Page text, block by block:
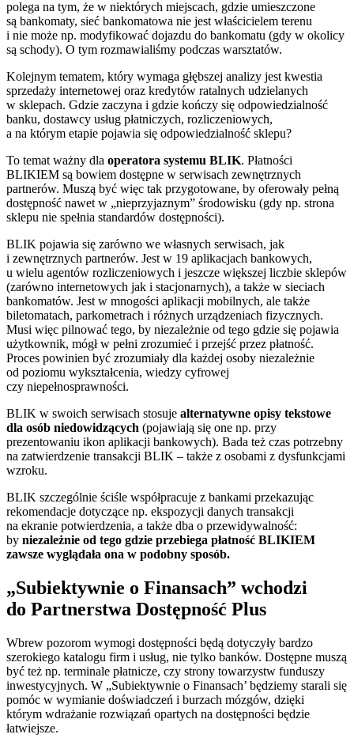
polega na tym, że w niektórych miejscach, gdzie umieszczone
są bankomaty, sieć bankomatowa nie jest właścicielem terenu
i nie może np. modyfikować dojazdu do bankomatu (gdy w okolicy
są schody). O tym rozmawialiśmy podczas warsztatów.
Kolejnym tematem, który wymaga głębszej analizy jest kwestia
sprzedaży internetowej oraz kredytów ratalnych udzielanych
w sklepach. Gdzie zaczyna i gdzie kończy się odpowiedzialność
banku, dostawcy usług płatniczych, rozliczeniowych,
a na którym etapie pojawia się odpowiedzialność sklepu?
To temat ważny dla operatora systemu BLIK. Płatności
BLIKIEM są bowiem dostępne w serwisach zewnętrznych
partnerów. Muszą być więc tak przygotowane, by oferowały pełną
dostępność nawet w „nieprzyjaznym” środowisku (gdy np. strona
sklepu nie spełnia standardów dostępności).
BLIK pojawia się zarówno we własnych serwisach, jak
i zewnętrznych partnerów. Jest w 19 aplikacjach bankowych,
u wielu agentów rozliczeniowych i jeszcze większej liczbie sklepów
(zarówno internetowych jak i stacjonarnych), a także w sieciach
bankomatów. Jest w mnogości aplikacji mobilnych, ale także
biletomatach, parkometrach i różnych urządzeniach fizycznych.
Musi więc pilnować tego, by niezależnie od tego gdzie się pojawia
użytkownik, mógł w pełni zrozumieć i przejść przez płatność.
Proces powinien być zrozumiały dla każdej osoby niezależnie
od poziomu wykształcenia, wiedzy cyfrowej
czy niepełnosprawności.
BLIK w swoich serwisach stosuje alternatywne opisy tekstowe
dla osób niedowidzących (pojawiają się one np. przy
prezentowaniu ikon aplikacji bankowych). Bada też czas potrzebny
na zatwierdzenie transakcji BLIK – także z osobami z dysfunkcjami
wzroku.
BLIK szczególnie ściśle współpracuje z bankami przekazując
rekomendacje dotyczące np. ekspozycji danych transakcji
na ekranie potwierdzenia, a także dba o przewidywalność:
by niezależnie od tego gdzie przebiega płatność BLIKIEM
zawsze wyglądała ona w podobny sposób.
„Subiektywnie o Finansach” wchodzi
do Partnerstwa Dostępność Plus
Wbrew pozorom wymogi dostępności będą dotyczyły bardzo
szerokiego katalogu firm i usług, nie tylko banków. Dostępne muszą
być też np. terminale płatnicze, czy strony towarzystw funduszy
inwestycyjnych. W „Subiektywnie o Finansach’ będziemy starali się
pomóc w wymianie doświadczeń i burzach mózgów, dzięki
którym wdrażanie rozwiązań opartych na dostępności będzie
łatwiejsze.